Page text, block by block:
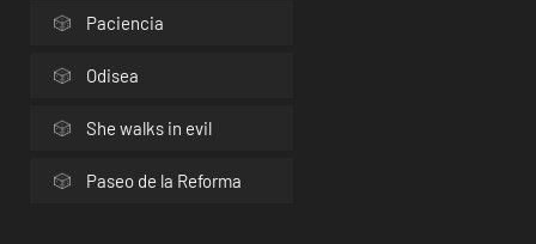
Paciencia
Odisea
She walks in evil
Paseo de la Reforma